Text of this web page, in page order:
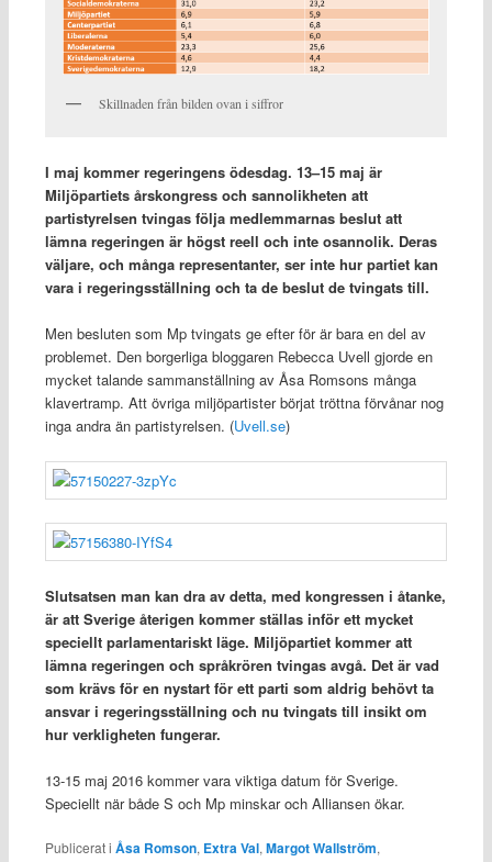
Skillnaden från bilden ovan i siffror
I maj kommer regeringens ödesdag. 13–15 maj är
Miljöpartiets årskongress och sannolikheten att
partistyrelsen tvingas följa medlemmarnas beslut att
lämna regeringen är högst reell och inte osannolik. Deras
väljare, och många representanter, ser inte hur partiet kan
vara i regeringsställning och ta de beslut de tvingats till.
Men besluten som Mp tvingats ge efter för är bara en del av
problemet. Den borgerliga bloggaren Rebecca Uvell gjorde en
mycket talande sammanställning av Åsa Romsons många
klavertramp. Att övriga miljöpartister börjat tröttna förvånar nog
inga andra än partistyrelsen. (Uvell.se)
Slutsatsen man kan dra av detta, med kongressen i åtanke,
är att Sverige återigen kommer ställas inför ett mycket
speciellt parlamentariskt läge. Miljöpartiet kommer att
lämna regeringen och språkrören tvingas avgå. Det är vad
som krävs för en nystart för ett parti som aldrig behövt ta
ansvar i regeringsställning och nu tvingats till insikt om
hur verkligheten fungerar.
13-15 maj 2016 kommer vara viktiga datum för Sverige.
Speciellt när både S och Mp minskar och Alliansen ökar.
Publicerat i Åsa Romson, Extra Val, Margot Wallström,